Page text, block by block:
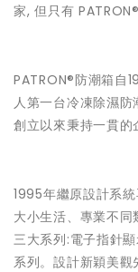
家, 但只有
PATRON®防潮箱自
人第一台冷凍除濕防
創立以來秉持一貫的
1995年繼原設計系
大小生活、專業不
三大系列:電子指針
系列。設計新穎美